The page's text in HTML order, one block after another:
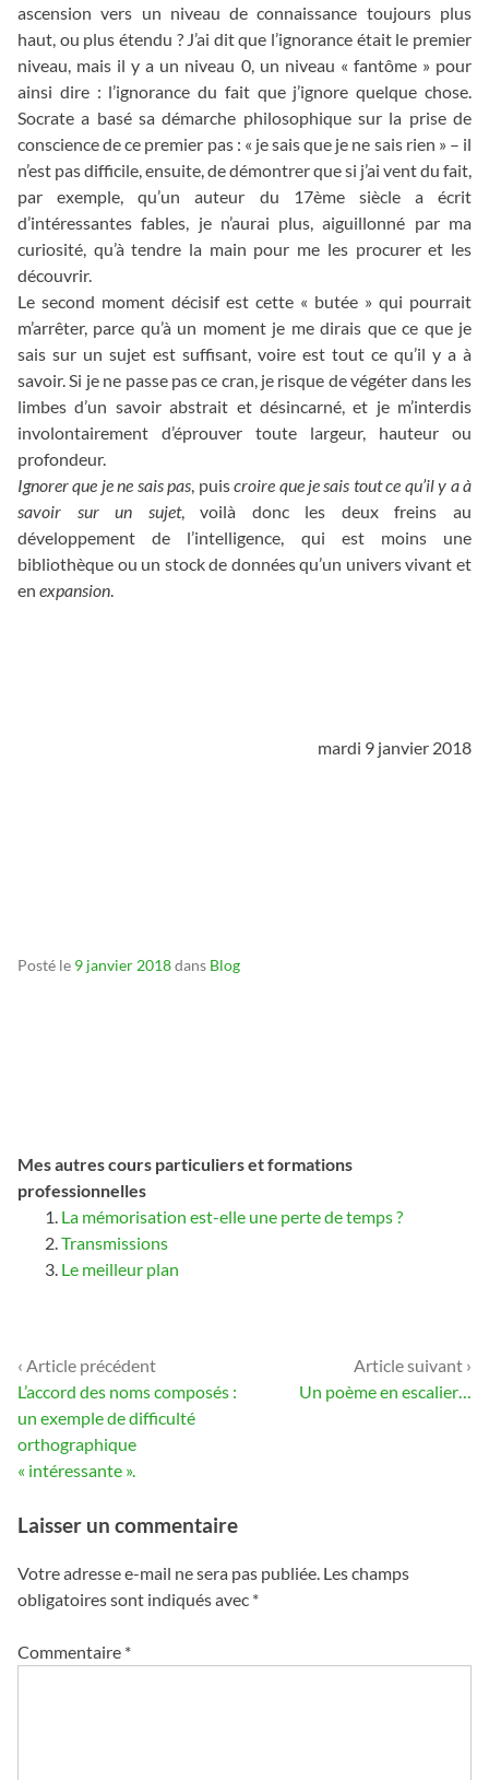
ascension vers un niveau de connaissance toujours plus
haut, ou plus étendu ? J’ai dit que l’ignorance était le premier
niveau, mais il y a un niveau 0, un niveau « fantôme » pour
ainsi dire : l’ignorance du fait que j’ignore quelque chose.
Socrate a basé sa démarche philosophique sur la prise de
conscience de ce premier pas : « je sais que je ne sais rien » – il
n’est pas difficile, ensuite, de démontrer que si j’ai vent du fait,
par exemple, qu’un auteur du 17ème siècle a écrit
d’intéressantes fables, je n’aurai plus, aiguillonné par ma
curiosité, qu’à tendre la main pour me les procurer et les
découvrir.
Le second moment décisif est cette « butée » qui pourrait
m’arrêter, parce qu’à un moment je me dirais que ce que je
sais sur un sujet est suffisant, voire est tout ce qu’il y a à
savoir. Si je ne passe pas ce cran, je risque de végéter dans les
limbes d’un savoir abstrait et désincarné, et je m’interdis
involontairement d’éprouver toute largeur, hauteur ou
profondeur.
Ignorer que je ne sais pas , puiscroire que je sais tout ce qu’il y a à
savoir sur un sujet, voilà donc les deux freins au
développement de l’intelligence, qui est moins une
bibliothèque ou un stock de données qu’un univers vivant et
en expansion
mardi 9 janvier 2018
Posté le 9 janvier 2018dans Blog
Mes autres cours particuliers et formations
professionnelles
La mémorisation est-elle une perte de temps ?
Transmissions
Le meilleur plan
Navigation
de
l’article
‹ Article précédent
L’accord des noms composés :
un exemple de difficulté
orthographique
« intéressante ».
Article suivant ›
Un poème en escalier…
Laisser un commentaire
Votre adresse e-mail ne sera pas publiée. Les champs
obligatoires sont indiqués avec *
Commentaire *